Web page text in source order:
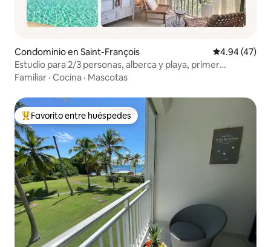
Condominio en Saint-François Calificación
4.94 (47)
Estudio para 2/3 personas, alberca y playa, primer
desayuno
Familiar · Cocina · Mascotas
De los mejores en Favorito entre huéspedes
Favorito entre huéspedes